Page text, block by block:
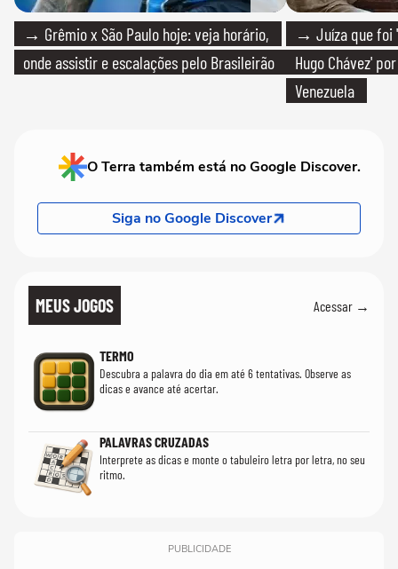
→ Grêmio x São Paulo hoje: veja horário,
onde assistir e escalações pelo Brasileirão
→ Juíza que foi
Hugo Chávez'
Venezuela
O Terra também está no Google Discover.
Siga no Google Discover
MEUS JOGOS Acessar →
TERMO
Descubra a palavra do dia em até 6 tentativas. Observe as
dicas e avance até acertar.
PALAVRAS CRUZADAS
Interprete as dicas e monte o tabuleiro letra por letra, no seu
ritmo.
PUBLICIDADE